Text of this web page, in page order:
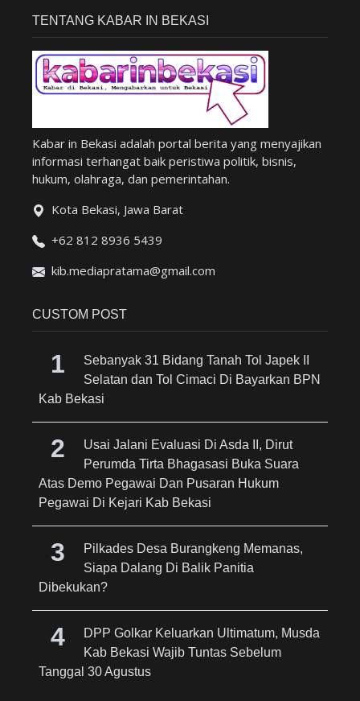
TENTANG KABAR IN BEKASI
Kabar in Bekasi adalah portal berita yang menyajikan
informasi terhangat baik peristiwa politik, bisnis,
hukum, olahraga, dan pemerintahan.
Kota Bekasi, Jawa Barat
+62 812 8936 5439
kib.mediapratama@gmail.com
CUSTOM POST
Sebanyak 31 Bidang Tanah Tol Japek II
Selatan dan Tol Cimaci Di Bayarkan BPN
Kab Bekasi
Usai Jalani Evaluasi Di Asda II, Dirut
Perumda Tirta Bhagasasi Buka Suara
Atas Demo Pegawai Dan Pusaran Hukum
Pegawai Di Kejari Kab Bekasi
Pilkades Desa Burangkeng Memanas,
Siapa Dalang Di Balik Panitia
Dibekukan?
DPP Golkar Keluarkan Ultimatum, Musda
Kab Bekasi Wajib Tuntas Sebelum
Tanggal 30 Agustus